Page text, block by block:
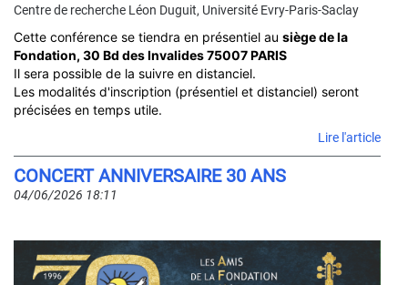
Centre de recherche Léon Duguit, Université Evry-Paris-Saclay
Cette conférence se tiendra en présentiel au siège de la
Fondation, 30 Bd des Invalides 75007 PARIS
Il sera possible de la suivre en distanciel.
Les modalités d'inscription (présentiel et distanciel) seront
précisées en temps utile.
Lire l'article
:
CONCERT ANNIVERSAIRE 30 ANS
04/06/2026 18:11